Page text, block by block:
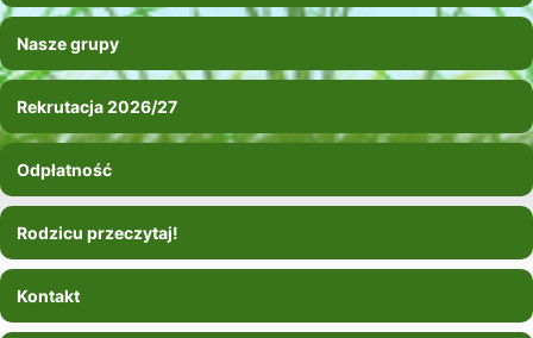
Nasze grupy
Rekrutacja 2026/27
Odpłatność
Rodzicu przeczytaj!
Kontakt